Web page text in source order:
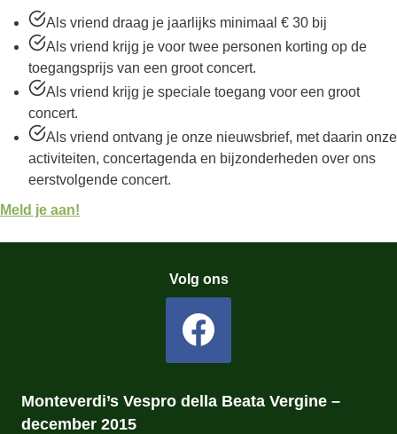
Als vriend draag je jaarlijks minimaal € 30 bij
Als vriend krijg je voor twee personen korting op de
toegangsprijs van een groot concert.
Als vriend krijg je speciale toegang voor een groot
concert.
Als vriend ontvang je onze nieuwsbrief, met daarin onze
activiteiten, concertagenda en bijzonderheden over ons
eerstvolgende concert.
Meld je aan!
Volg ons
Monteverdi’s Vespro della Beata Vergine –
december 2015